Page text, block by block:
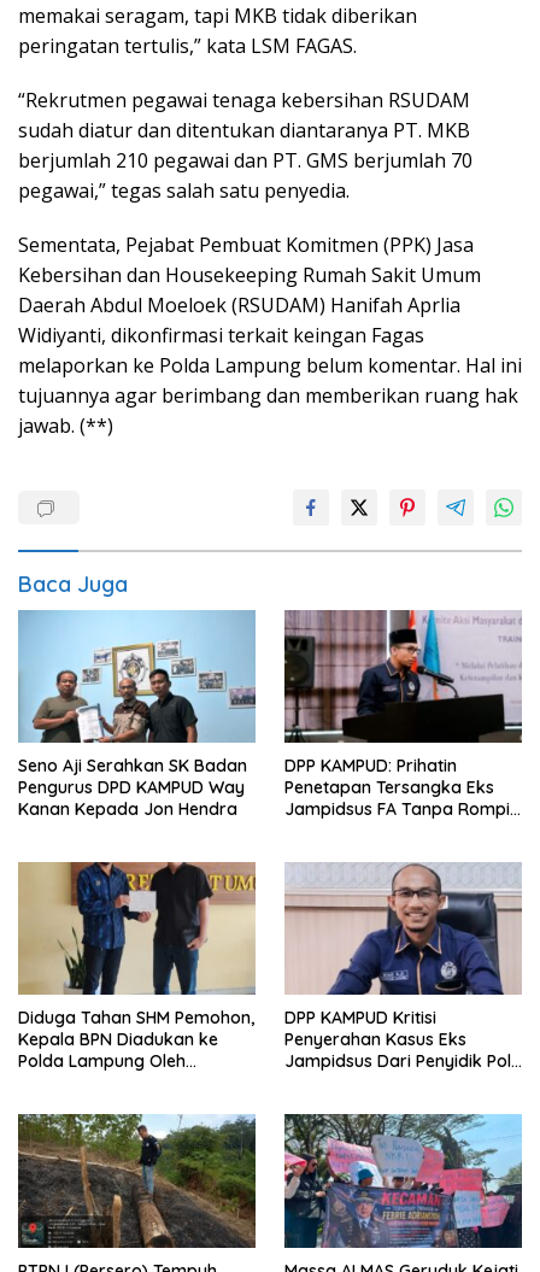
memakai seragam, tapi MKB tidak diberikan
peringatan tertulis,” kata LSM FAGAS.
“Rekrutmen pegawai tenaga kebersihan RSUDAM
sudah diatur dan ditentukan diantaranya PT. MKB
berjumlah 210 pegawai dan PT. GMS berjumlah 70
pegawai,” tegas salah satu penyedia.
Sementata, Pejabat Pembuat Komitmen (PPK) Jasa
Kebersihan dan Housekeeping Rumah Sakit Umum
Daerah Abdul Moeloek (RSUDAM) Hanifah Aprlia
Widiyanti, dikonfirmasi terkait keingan Fagas
melaporkan ke Polda Lampung belum komentar. Hal ini
tujuannya agar berimbang dan memberikan ruang hak
jawab. (**)
Baca Juga
Seno Aji Serahkan SK Badan
Pengurus DPD KAMPUD Way
Kanan Kepada Jon Hendra
DPP KAMPUD: Prihatin
Penetapan Tersangka Eks
Jampidsus FA Tanpa Rompi
Diduga Tahan SHM Pemohon,
Kepala BPN Diadukan ke
Polda Lampung Oleh
DPP KAMPUD Kritisi
Penyerahan Kasus Eks
Jampidsus Dari Penyidik Polri